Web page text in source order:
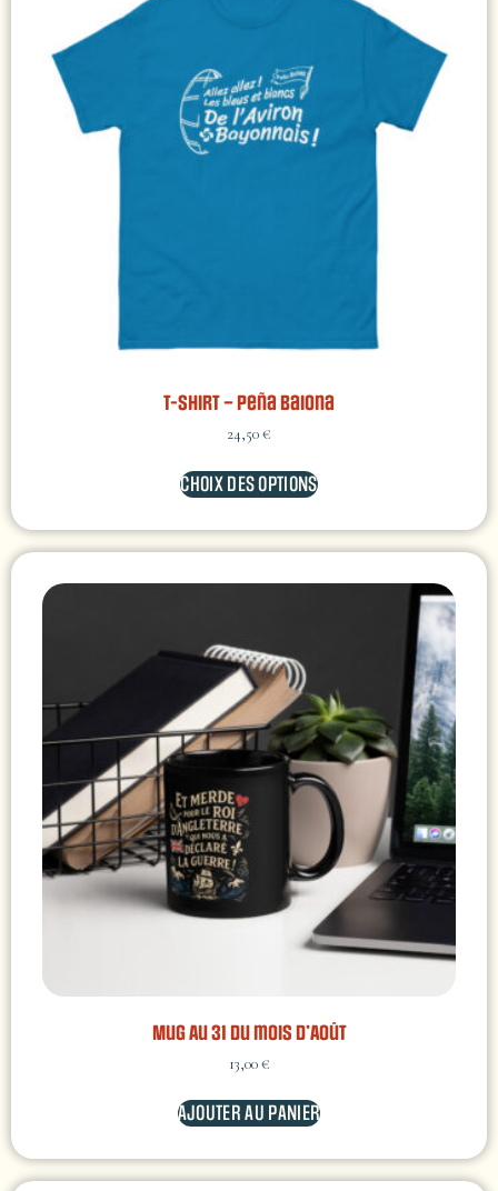
T-shirt – Peña Baiona
24,50€
CHOIX DES OPTIONS
Mug Au 31 du mois d’Août
13,00€
AJOUTER AU PANIER